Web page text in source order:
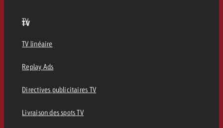
TV
TV
TV linéaire
Replay Ads
Directives publicitaires TV
Livraison des spots TV